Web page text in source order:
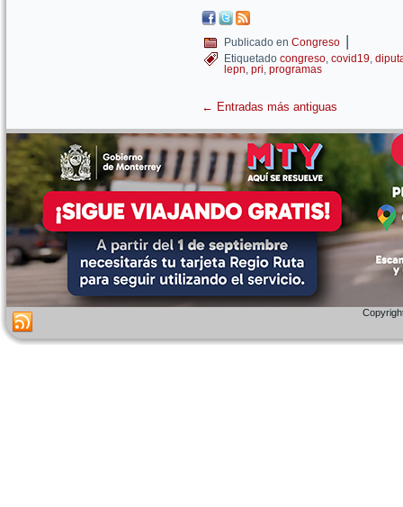
Publicado en Congreso |
Etiquetado congreso, covid19,
lepn, pri, programas
← Entradas más antiguas